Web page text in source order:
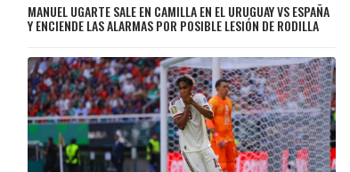
MANUEL UGARTE SALE EN CAMILLA EN EL URUGUAY VS ESPAÑA
Y ENCIENDE LAS ALARMAS POR POSIBLE LESIÓN DE RODILLA